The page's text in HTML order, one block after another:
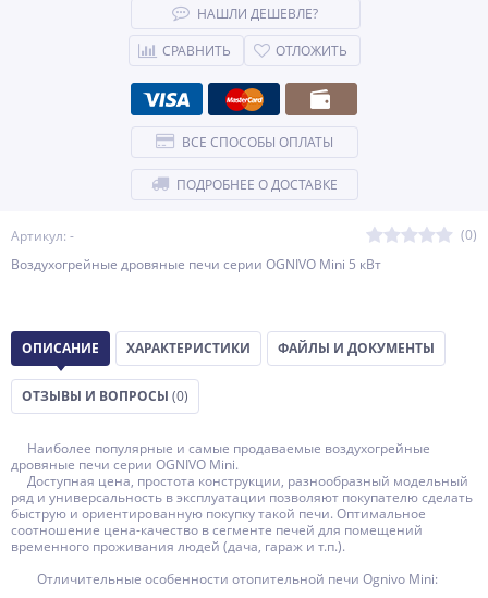
Артикул: -
(0)
Воздухогрейные дровяные печи серии OGNIVO Mini 5 кВт
НАШЛИ ДЕШЕВЛЕ?
СРАВНИТЬ
ОТЛОЖИТЬ
ВСЕ СПОСОБЫ ОПЛАТЫ
ПОДРОБНЕЕ О ДОСТАВКЕ
ОПИСАНИЕ ХАРАКТЕРИСТИКИ ФАЙЛЫ И ДОКУМЕНТЫ
ОТЗЫВЫ И ВОПРОСЫ (0)
Наиболее популярные и самые продаваемые воздухогрейные
дровяные печи серии OGNIVO Mini.
Доступная цена, простота конструкции, разнообразный модельный
ряд и универсальность в эксплуатации позволяют покупателю сделать
быструю и ориентированную покупку такой печи. Оптимальное
соотношение цена-качество в сегменте печей для помещений
временного проживания людей (дача, гараж и т.п.).
Отличительные особенности отопительной печи Ognivo Mini: